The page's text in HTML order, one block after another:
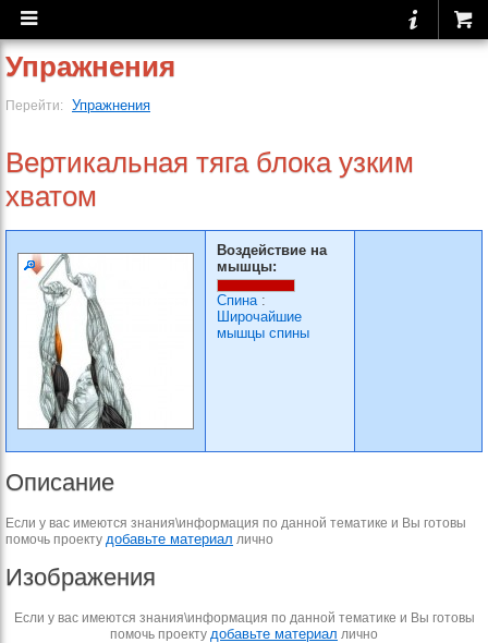
Упражнения
Перейти: Упражнения
Вертикальная тяга блока узким
хватом
Воздействие на
мышцы:
Спина:
Широчайшие
мышцы спины
Описание
Если у вас имеются знания\информация по данной тематике и Вы готовы
помочь проекту добавьте материал лично
Изображения
Если у вас имеются знания\информация по данной тематике и Вы готовы
помочь проекту добавьте материал лично